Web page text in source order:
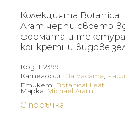
Колекцията Botanical
Aram черпи своето
формата и
конкретни видове
Код:112399
Категории:За масата,
Етикет: Botanical Leaf
С поръчка
Марка: Michael Aram